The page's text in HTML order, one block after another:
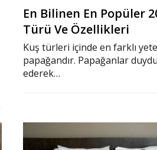
En Bilinen En Popüler
Türü Ve Özellikleri
Kuş türleri içinde en farklı
papağandır. Papağanlar
ederek…